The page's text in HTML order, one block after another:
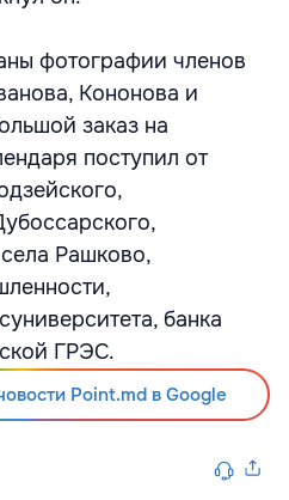
фотографии членов
Кононова и
заказ на
поступил от
Рашково,
банка
ГРЭС.
Point.md в Google